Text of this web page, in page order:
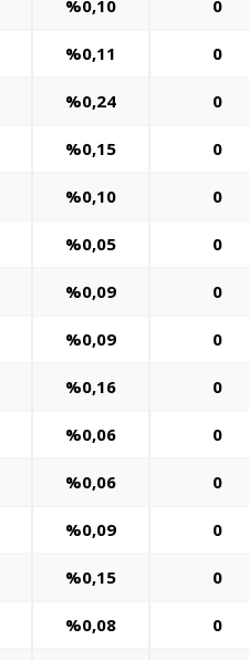
%0,10 0
%0,11 0
%0,24 0
%0,15 0
%0,10 0
%0,05 0
%0,09 0
%0,09 0
%0,16 0
%0,06 0
%0,06 0
%0,09 0
%0,15 0
%0,08 0